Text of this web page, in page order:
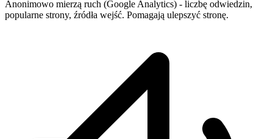
Anonimowo mierzą ruch (Google Analytics) - liczbę odwiedzin,
popularne strony, źródła wejść. Pomagają ulepszyć stronę.